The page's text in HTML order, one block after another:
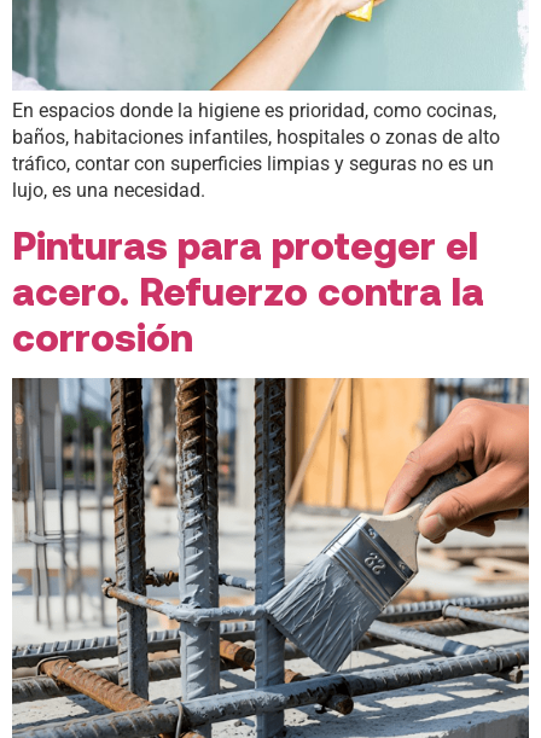
En espacios donde la higiene es prioridad, como cocinas,
baños, habitaciones infantiles, hospitales o zonas de alto
tráfico, contar con superficies limpias y seguras no es un
lujo, es una necesidad.
Pinturas para proteger el
acero. Refuerzo contra la
corrosión